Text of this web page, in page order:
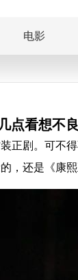
电影
点看想不
剧。可不
，还是《康